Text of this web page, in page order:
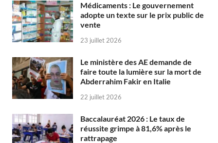
Médicaments : Le gouvernement
adopte un texte sur le prix public de
vente
23 juillet 2026
Le ministère des AE demande de
faire toute la lumière sur la mort de
Abderrahim Fakir en Italie
22 juillet 2026
Baccalauréat 2026 : Le taux de
réussite grimpe à 81,6% après le
rattrapage